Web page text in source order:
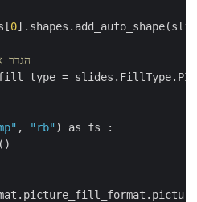
0
#
=
, "rb" ) as fs :